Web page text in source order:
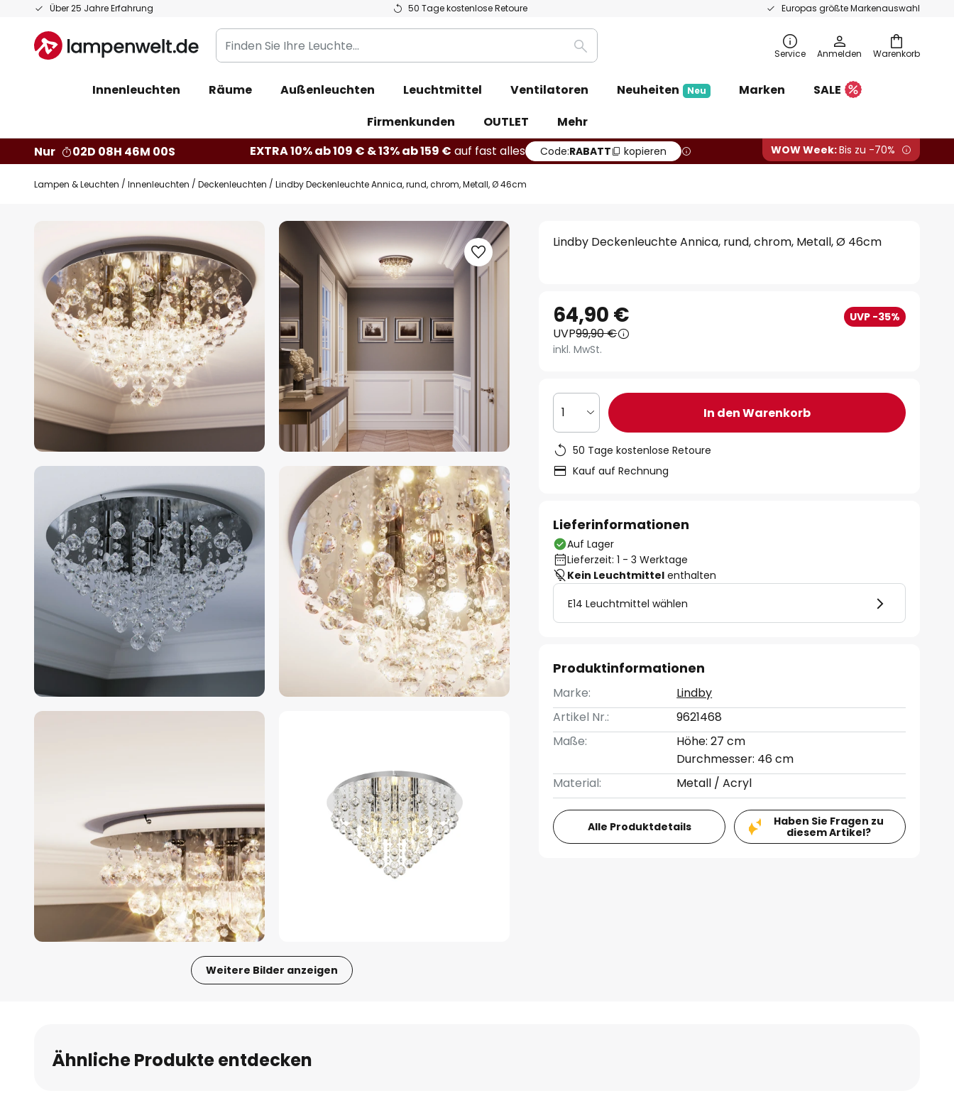
Über 25 Jahre Erfahrung 50 Tage kostenlose Retoure Europas größte Markenauswahl
Zum
springen
Warenkorb
Finden
Sie
Leuchte...
Suche Service Anmelden
Innenleuchten Räume Außenleuchten Leuchtmittel Ventilatoren Neuheiten Neu Marken
SALE
Firmenkunden
OUTLET
Mehr
Nur
02D 08H 45M 58S EXTRA 10% ab 109 € & 13% ab 159 € auf fast alles Code:RABATT kopieren WOW Week:Bis zu -70%
Lampen & Leuchten Innenleuchten Deckenleuchten Lindby Deckenleuchte Annica, rund, chrom, Metall, Ø 46cm
der
Bildgalerie
springen
Weitere Bilder anzeigen
Bildgalerie
springen
Lindby Deckenleuchte Annica, rund, chrom, Metall, Ø 46cm
64,90 € UVP -35%
UVP99,90 €
inkl. MwSt.
1 In den Warenkorb
50 Tage kostenlose Retoure
Kauf auf Rechnung
Lieferinformationen
Auf Lager
Lieferzeit: 1 - 3 Werktage
Kein Leuchtmittel enthalten
E14 Leuchtmittel wählen
Produktinformationen
Marke:
Lindby
Artikel Nr.:
9621468
Maße:
Höhe: 27 cm
Durchmesser: 46 cm
Material:
Metall / Acryl
Alle Produktdetails
Haben Sie Fragen zu
diesem Artikel?
Ähnliche Produkte entdecken